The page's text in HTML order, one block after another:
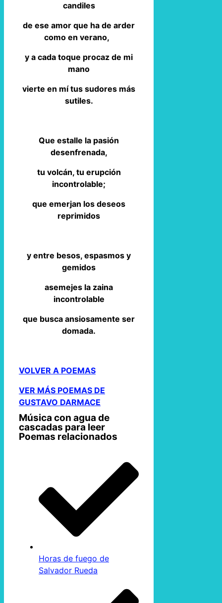
candiles
de ese amor que ha de arder
como en verano,
y a cada toque procaz de mi
mano
vierte en mí tus sudores más
sutiles.
Que estalle la pasión
desenfrenada,
tu volcán, tu erupción
incontrolable;
que emerjan los deseos
reprimidos
y entre besos, espasmos y
gemidos
asemejes la zaina
incontrolable
que busca ansiosamente ser
domada.
VOLVER A POEMAS
VER MÁS POEMAS DE
GUSTAVO DARMACE
Música con agua de
cascadas para leer
Poemas relacionados
Horas de fuego de
Salvador Rueda